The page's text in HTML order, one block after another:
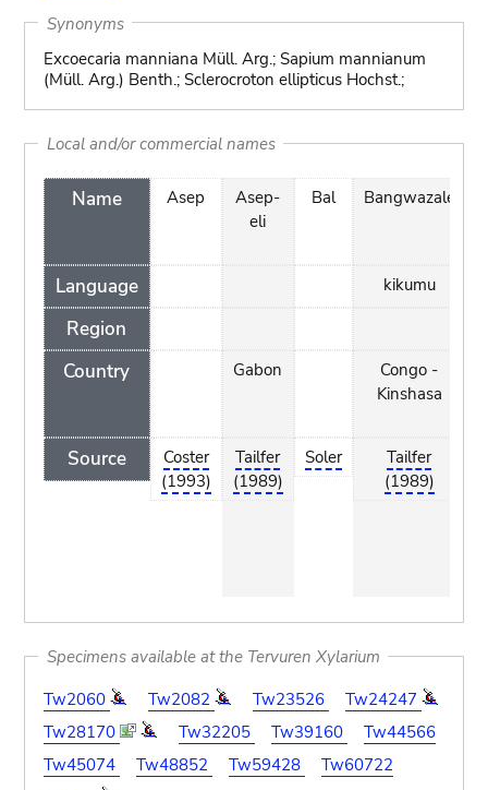
Synonyms
Excoecaria manniana Müll. Arg.; Sapium mannianum
(Müll. Arg.) Benth.; Sclerocroton ellipticus Hochst.;
Local and/or commercial names
Name
Language
Region
Country
Source
Asep
Coster
(1993)
Asep-
eli
Gabon
Tailfer
(1989)
Bal
Soler
Bangwazale
kikumu
Congo -
Kinshasa
Tailfer
(1989)
Specimens available at the Tervuren Xylarium
Tw2060
Tw2082 Tw23526
Tw24247
Tw28170
Tw32205 Tw39160
Tw44566
Tw45074
Tw48852 Tw59428
Tw60722